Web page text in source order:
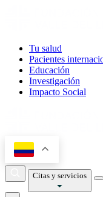
Tu salud
Pacientes
Educación
Investigación
Impacto Social
Citas y servicios